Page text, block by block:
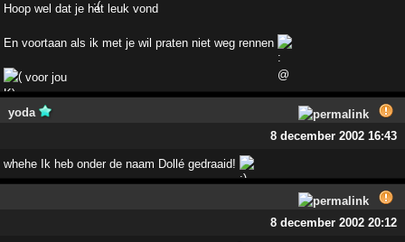
Hoop wel dat je het leuk vond
En voortaan als ik met je wil praten niet weg rennen
voor jou
yoda
8 december 2002 16:43
whehe Ik heb onder de naam Dollé gedraaid!
8 december 2002 20:12